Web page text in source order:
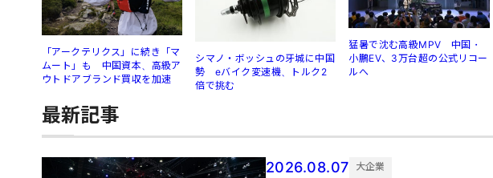
「アークテリクス」に続き「マ
ムート」も 中国資本、高級ア
ウトドアブランド買収を加速
シマノ・ボッシュの牙城に中国
勢 eバイク変速機、トルク2
倍で挑む
猛暑で沈む高級MPV 中国・
小鵬EV、3万台超の公式リコー
ルへ
最新記事
2026.08.07 大企業